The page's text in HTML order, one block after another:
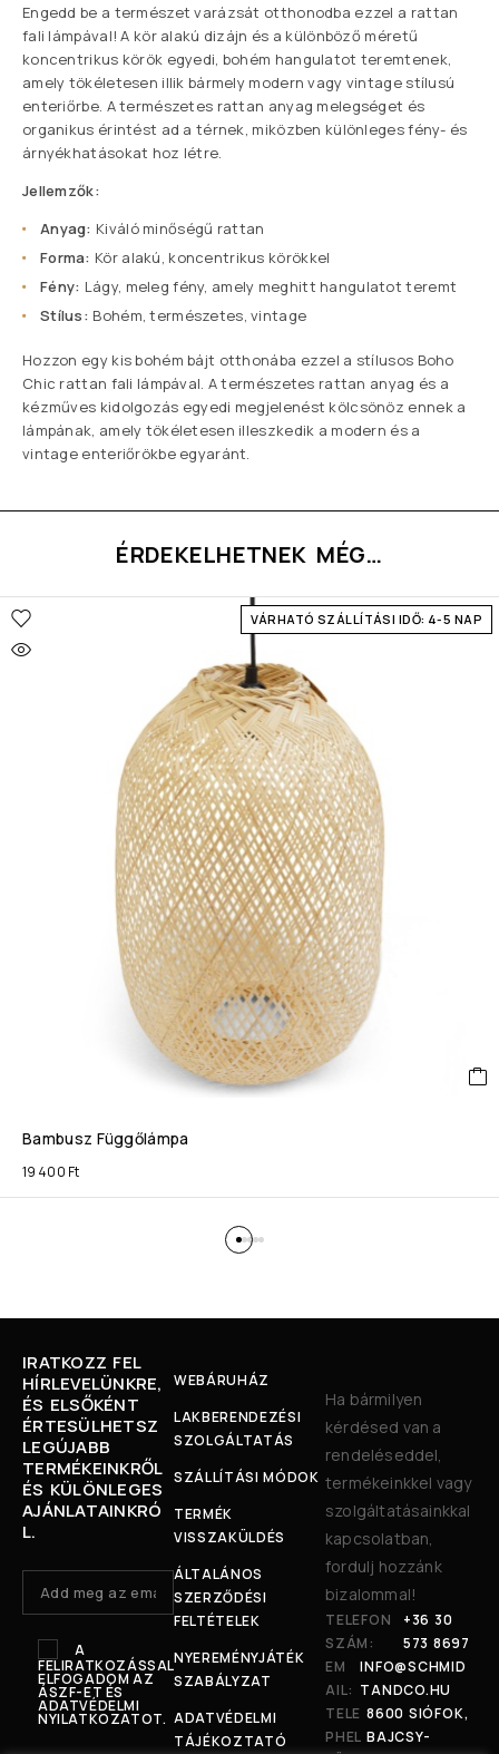
Engedd be a természet varázsát otthonodba ezzel a rattan
fali lámpával! A kör alakú dizájn és a különböző méretű
koncentrikus körök egyedi, bohém hangulatot teremtenek,
amely tökéletesen illik bármely modern vagy vintage stílusú
enteriőrbe. A természetes rattan anyag melegséget és
organikus érintést ad a térnek, miközben különleges fény- és
árnyékhatásokat hoz létre.
Jellemzők:
Anyag: Kiváló minőségű rattan
Forma: Kör alakú, koncentrikus körökkel
Fény: Lágy, meleg fény, amely meghitt hangulatot teremt
Stílus: Bohém, természetes, vintage
Hozzon egy kis bohém bájt otthonába ezzel a stílusos Boho
Chic rattan fali lámpával. A természetes rattan anyag és a
kézműves kidolgozás egyedi megjelenést kölcsönöz ennek a
lámpának, amely tökéletesen illeszkedik a modern és a
vintage enteriőrökbe egyaránt.
ÉRDEKELHETNEK MÉG…
VÁRHATÓ SZÁLLÍTÁSI IDŐ: 4-5 NAP
Bambusz Függőlámpa
19 400 Ft
IRATKOZZ FEL
HÍRLEVELÜNKRE,
ÉS ELSŐKÉNT
ÉRTESÜLHETSZ
LEGÚJABB
TERMÉKEINKRŐL
ÉS KÜLÖNLEGES
AJÁNLATAINKRÓ
L.
A
FELIRATKOZÁSSAL
ELFOGADOM AZ
ÁSZF-ET ÉS
ADATVÉDELMI
NYILATKOZATOT.
WEBÁRUHÁZ
LAKBERENDEZÉSI
SZOLGÁLTATÁS
SZÁLLÍTÁSI MÓDOK
TERMÉK
VISSZAKÜLDÉS
ÁLTALÁNOS
SZERZŐDÉSI
FELTÉTELEK
NYEREMÉNYJÁTÉK
SZABÁLYZAT
ADATVÉDELMI
TÁJÉKOZTATÓ
Ha bármilyen
kérdésed van a
rendeléseddel,
termékeinkkel vagy
szolgáltatásainkkal
kapcsolatban,
fordulj hozzánk
bizalommal!
TELEFON
SZÁM:
+36 30
573 8697
EM
AIL:
INFO@SCHMID
TANDCO.HU
TELE
PHEL
8600 SIÓFOK,
BAJCSY-